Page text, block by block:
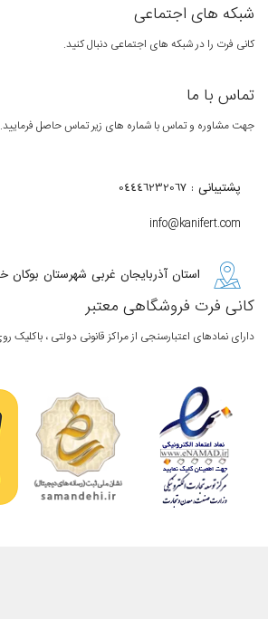
شبکه های اجتماعی
کانی فرت را در شبکه های اجتماعی دنبال کنید.
تماس با ما
جهت مشاوره و تماس با شماره های زیر تماس حاصل فرمایید.
پشتیبانی : 04446232067
info@kanifert.com
استان آذربایجان غربی شهرستان بوکان
کانی فرت فروشگاهی معتبر
دارای نمادهای اعتبارسنجی از مراکز قانونی دولتی ، باکلیک